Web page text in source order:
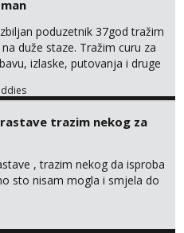
poduzetnik 37god tražim
duže staze. Tražim curu za
izlaske, putovanja i druge
zgodna i atraktivna
trazim nekog za
, trazim nekog da isproba
sto nisam mogla i smjela do